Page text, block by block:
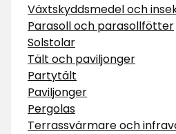
Växtskyddsmedel och
Parasoll och parasollfötter
Solstolar
Tält och paviljonger
Partytält
Paviljonger
Pergolas
Terrassvärmare och